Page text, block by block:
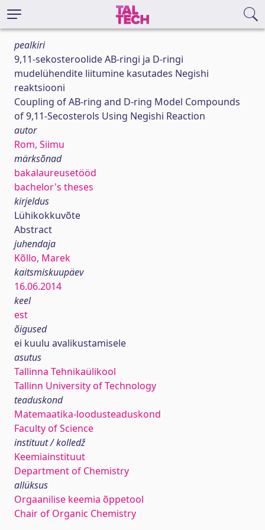
pealkiri
9,11-sekosteroolide AB-ringi ja D-ringi
mudelühendite liitumine kasutades Negishi
reaktsiooni
Coupling of AB-ring and D-ring Model Compounds
of 9,11-Secosterols Using Negishi Reaction
autor
Rom, Siimu
märksõnad
bakalaureusetööd
bachelor's theses
kirjeldus
Lühikokkuvõte
Abstract
juhendaja
Kõllo, Marek
kaitsmiskuupäev
16.06.2014
keel
est
õigused
ei kuulu avalikustamisele
asutus
Tallinna Tehnikaülikool
Tallinn University of Technology
teaduskond
Matemaatika-loodusteaduskond
Faculty of Science
instituut / kolledž
Keemiainstituut
Department of Chemistry
allüksus
Orgaanilise keemia õppetool
Chair of Organic Chemistry